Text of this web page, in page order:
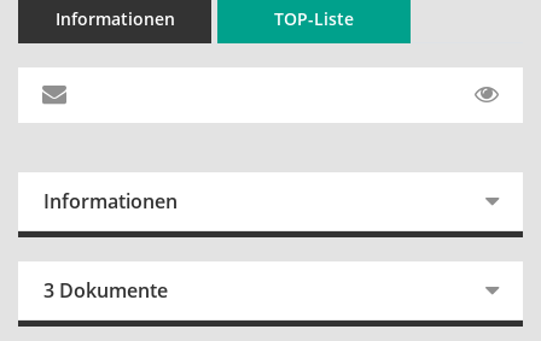
Informationen TOP-Liste
Informationen
3 Dokumente